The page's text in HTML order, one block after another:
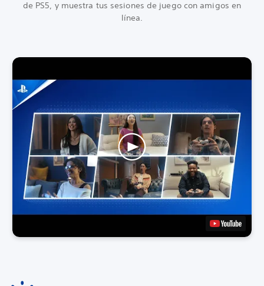
de PS5, y muestra tus sesiones de juego con amigos en
línea.